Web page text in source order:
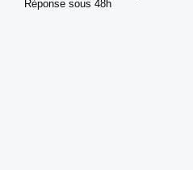
Réponse sous 48h